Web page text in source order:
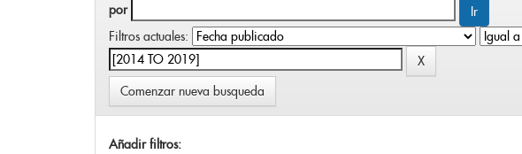
por
Filtros actuales:
Comenzar nueva busqueda
Añadir filtros: